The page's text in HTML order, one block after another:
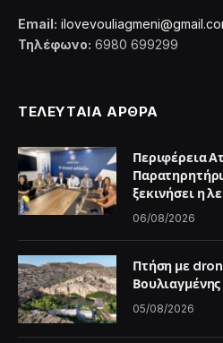
Email:
Τηλέφωνο: 6980 699299
ΤΕΛΕΥΤΑΙΑ ΑΡΘΡΑ
Περιφέρεια
ξεκινήσει η
06/08/2026
Πτήση με
05/08/2026